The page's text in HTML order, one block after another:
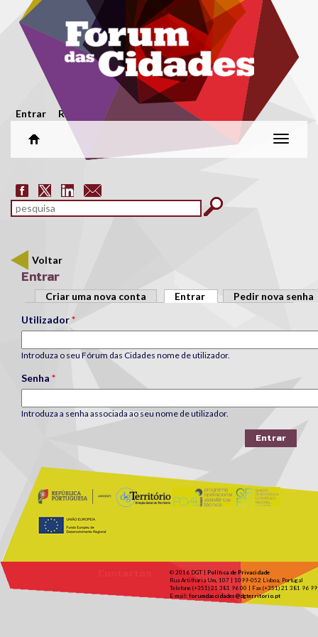
Passar para o conteúdo principal
Menu secundário
Entrar Registar
Alterar
Formulário de pesquisa
pesquisar
Voltar
Entrar
Separadores primários
Criar uma nova conta Entrar (separador ativo)
Pedir nova senha
Utilizador*
Introduza o seu Fórum das Cidades nome de utilizador.
Senha *
Introduza a senha associada ao seu nome de utilizador.
© 2016 DGT | Política de Privacidade
Rua Artilharia Um, 107 | 1099-052 Lisboa, Portugal
Telefone (+351) 21 381 96 00 | Fax (+351) 21 381 96 99
E-mail: forumdascidades@dgterritorio.pt